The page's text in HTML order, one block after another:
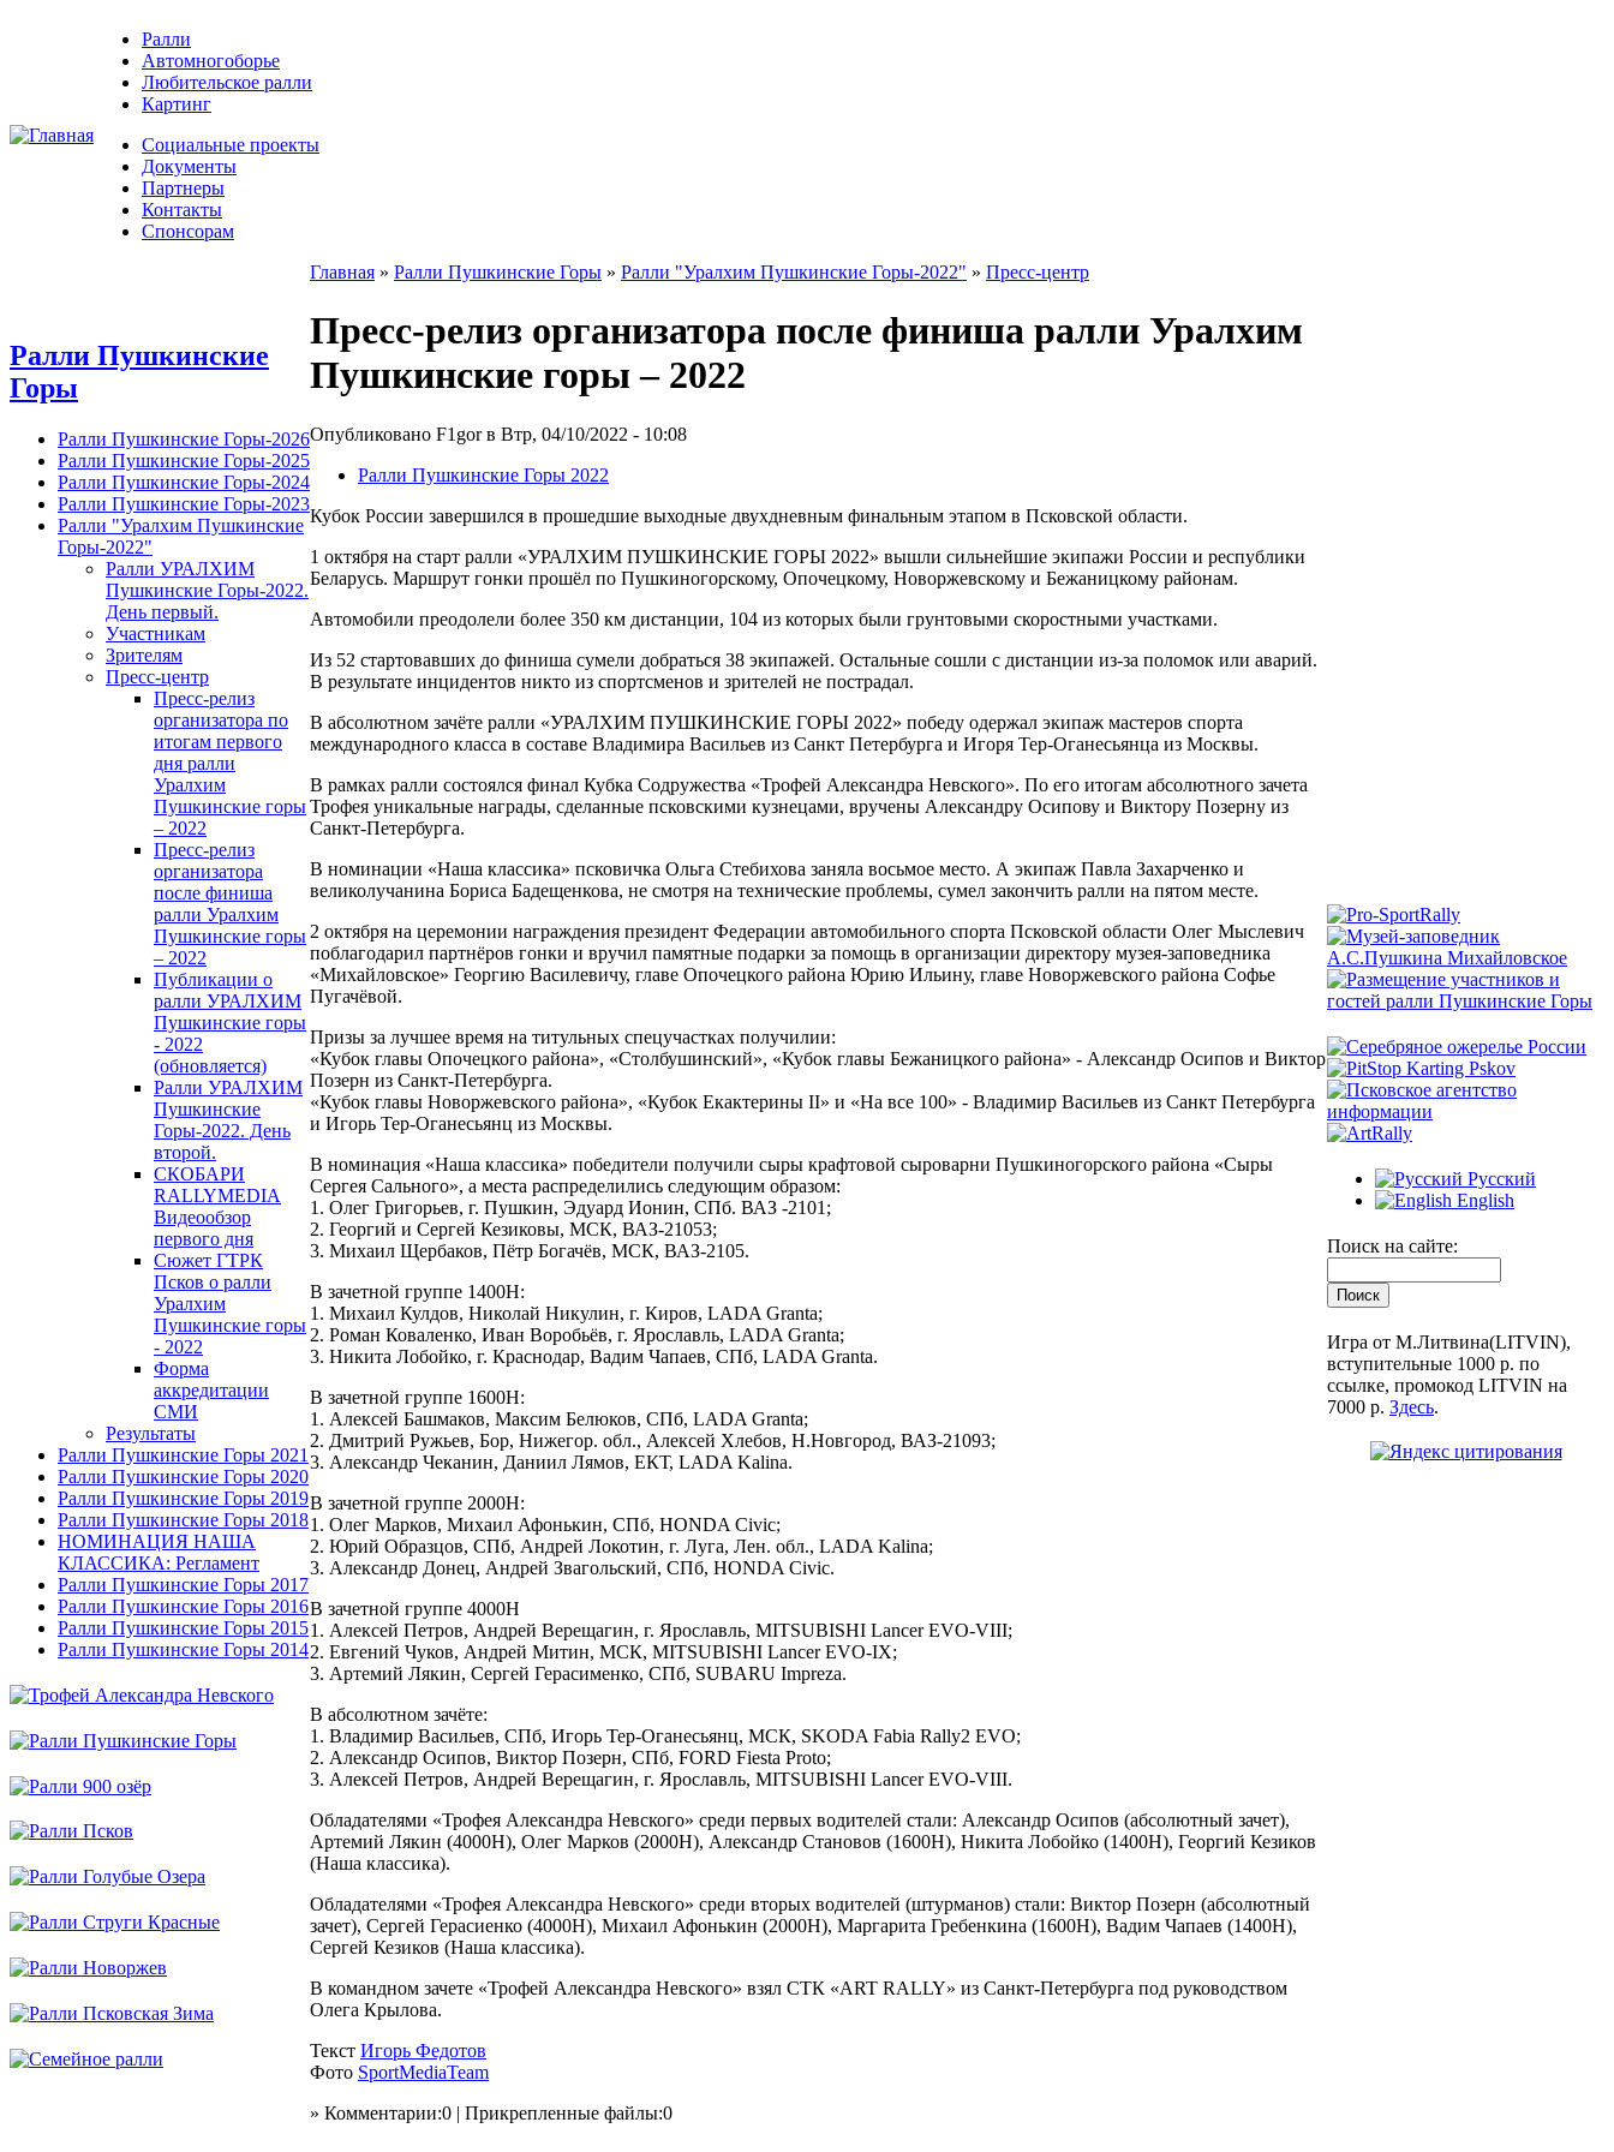
Ралли
Автомногоборье
Любительское ралли
Картинг
Социальные проекты
Документы
Партнеры
Контакты
Спонсорам
Ралли Пушкинские
Горы
Ралли Пушкинские Горы-2026
Ралли Пушкинские Горы-2025
Ралли Пушкинские Горы-2024
Ралли Пушкинские Горы-2023
Ралли "Уралхим Пушкинские
Горы-2022"
Ралли УРАЛХИМ
Пушкинские Горы-2022.
День первый.
Участникам
Зрителям
Пресс-центр
Пресс-релиз
организатора по
итогам первого
дня ралли
Уралхим
Пушкинские горы
– 2022
Пресс-релиз
организатора
после финиша
ралли Уралхим
Пушкинские горы
– 2022
Публикации о
ралли УРАЛХИМ
Пушкинские горы
- 2022
(обновляется)
Ралли УРАЛХИМ
Пушкинские
Горы-2022. День
второй.
СКОБАРИ
RALLYMEDIA
Видеообзор
первого дня
Сюжет ГТРК
Псков о ралли
Уралхим
Пушкинские горы
- 2022
Форма
аккредитации
СМИ
Результаты
Ралли Пушкинские Горы 2021
Ралли Пушкинские Горы 2020
Ралли Пушкинские Горы 2019
Ралли Пушкинские Горы 2018
НОМИНАЦИЯ НАША
КЛАССИКА: Регламент
Ралли Пушкинские Горы 2017
Ралли Пушкинские Горы 2016
Ралли Пушкинские Горы 2015
Ралли Пушкинские Горы 2014
Главная » Ралли Пушкинские Горы » Ралли "Уралхим Пушкинские Горы-2022" » Пресс-центр
Пресс-релиз организатора после финиша ралли Уралхим
Пушкинские горы – 2022
Опубликовано F1gor в Втр, 04/10/2022 - 10:08
Ралли Пушкинские Горы 2022
Кубок России завершился в прошедшие выходные двухдневным финальным этапом в Псковской области.
1 октября на старт ралли «УРАЛХИМ ПУШКИНСКИЕ ГОРЫ 2022» вышли сильнейшие экипажи России и республики
Беларусь. Маршрут гонки прошёл по Пушкиногорскому, Опочецкому, Новоржевскому и Бежаницкому районам.
Автомобили преодолели более 350 км дистанции, 104 из которых были грунтовыми скоростными участками.
Из 52 стартовавших до финиша сумели добраться 38 экипажей. Остальные сошли с дистанции из-за поломок или аварий.
В результате инцидентов никто из спортсменов и зрителей не пострадал.
В абсолютном зачёте ралли «УРАЛХИМ ПУШКИНСКИЕ ГОРЫ 2022» победу одержал экипаж мастеров спорта
международного класса в составе Владимира Васильев из Санкт Петербурга и Игоря Тер-Оганесьянца из Москвы.
В рамках ралли состоялся финал Кубка Содружества «Трофей Александра Невского». По его итогам абсолютного зачета
Трофея уникальные награды, сделанные псковскими кузнецами, вручены Александру Осипову и Виктору Позерну из
Санкт-Петербурга.
В номинации «Наша классика» псковичка Ольга Стебихова заняла восьмое место. А экипаж Павла Захарченко и
великолучанина Бориса Бадещенкова, не смотря на технические проблемы, сумел закончить ралли на пятом месте.
2 октября на церемонии награждения президент Федерации автомобильного спорта Псковской области Олег Мыслевич
поблагодарил партнёров гонки и вручил памятные подарки за помощь в организации директору музея-заповедника
«Михайловское» Георгию Василевичу, главе Опочецкого района Юрию Ильину, главе Новоржевского района Софье
Пугачёвой.
Призы за лучшее время на титульных спецучастках получилии:
«Кубок главы Опочецкого района», «Столбушинский», «Кубок главы Бежаницкого района» - Александр Осипов и Виктор
Позерн из Санкт-Петербурга.
«Кубок главы Новоржевского района», «Кубок Екактерины II» и «На все 100» - Владимир Васильев из Санкт Петербурга
и Игорь Тер-Оганесьянц из Москвы.
В номинация «Наша классика» победители получили сыры крафтовой сыроварни Пушкиногорского района «Сыры
Сергея Сального», а места распределились следующим образом:
1. Олег Григорьев, г. Пушкин, Эдуард Ионин, СПб. ВАЗ -2101;
2. Георгий и Сергей Кезиковы, МСК, ВАЗ-21053;
3. Михаил Щербаков, Пётр Богачёв, МСК, ВАЗ-2105.
В зачетной группе 1400Н:
1. Михаил Кулдов, Николай Никулин, г. Киров, LADA Granta;
2. Роман Коваленко, Иван Воробьёв, г. Ярославль, LADA Granta;
3. Никита Лобойко, г. Краснодар, Вадим Чапаев, СПб, LADA Granta.
В зачетной группе 1600Н:
1. Алексей Башмаков, Максим Белюков, СПб, LADA Granta;
2. Дмитрий Ружьев, Бор, Нижегор. обл., Алексей Хлебов, Н.Новгород, ВАЗ-21093;
3. Александр Чеканин, Даниил Лямов, ЕКТ, LADA Kalina.
В зачетной группе 2000Н:
1. Олег Марков, Михаил Афонькин, СПб, HONDA Civic;
2. Юрий Образцов, СПб, Андрей Локотин, г. Луга, Лен. обл., LADA Kalina;
3. Александр Донец, Андрей Звагольский, СПб, HONDA Civic.
В зачетной группе 4000Н
1. Алексей Петров, Андрей Верещагин, г. Ярославль, MITSUBISHI Lancer EVO-VIII;
2. Евгений Чуков, Андрей Митин, МСК, MITSUBISHI Lancer EVO-IX;
3. Артемий Лякин, Сергей Герасименко, СПб, SUBARU Impreza.
В абсолютном зачёте:
1. Владимир Васильев, СПб, Игорь Тер-Оганесьянц, МСК, SKODA Fabia Rally2 EVО;
2. Александр Осипов, Виктор Позерн, СПб, FORD Fiesta Proto;
3. Алексей Петров, Андрей Верещагин, г. Ярославль, MITSUBISHI Lancer EVO-VIII.
Обладателями «Трофея Александра Невского» среди первых водителей стали: Александр Осипов (абсолютный зачет),
Артемий Лякин (4000Н), Олег Марков (2000Н), Александр Становов (1600Н), Никита Лобойко (1400Н), Георгий Кезиков
(Наша классика).
Обладателями «Трофея Александра Невского» среди вторых водителей (штурманов) стали: Виктор Позерн (абсолютный
зачет), Сергей Герасиенко (4000Н), Михаил Афонькин (2000Н), Маргарита Гребенкина (1600Н), Вадим Чапаев (1400Н),
Сергей Кезиков (Наша классика).
В командном зачете «Трофей Александра Невского» взял СТК «АRT RALLY» из Санкт-Петербурга под руководством
Олега Крылова.
Текст Игорь Федотов
Фото SportMediaTeam
» Комментарии:0 | Прикрепленные файлы:0
Русский
English
Поиск на сайте:
Игра от М.Литвина(LITVIN),
вступительные 1000 р. по
ссылке, промокод LITVIN на
7000 р. Здесь.